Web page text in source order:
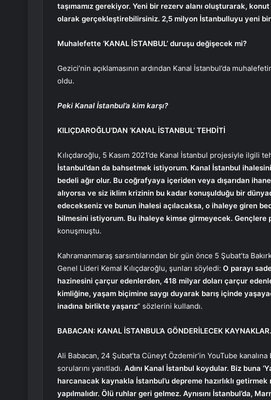
taşımamız gerekiyor. Yeni bir rezerv alanı oluşturarak,
olarak gerçekleştirebilirsiniz. 2,5 milyon İstanbulluyu yeni
Muhalefette ‘KANAL İSTANBUL’ duruşu değişecek mi?
Gezici’nin açıklamasının ardından Kanal İstanbul’da
oldu.
Peki Kanal İstanbul’a kim karşı?
KILIÇDAROĞLU’DAN ‘KANAL İSTANBUL’ TEHDİTİ
Kılıçdaroğlu, 5 Kasım 2021’de Kanal İstanbul projesiyle ilgili
İstanbul’dan da bahsetmek istiyorum. Kanal İstanbul
bedeli ağır olur. Bu coğrafyaya içeriden veya dışarıdan
alıyorsa ve siz iklim krizinin bu kadar konuşulduğu bir
edecekseniz ve bunun ihalesi açılacaksa, o ihaleye giren
bilmesini istiyorum. Bu ihaleye kimse girmeyecek. Gençlere
konuşmuştu.
Kahramanmaraş sarsıntılarından bir gün önce 5 Şubat’ta
Genel Lideri Kemal Kılıçdaroğlu, şunları söyledi: O parayı
hazinesini çarçur edenlerden, 418 milyar doları çarçur
kimliğine, yaşam biçimine saygı duyarak barış içinde
inadına birlikte yaşarız” sözlerini kullandı.
BABACAN: KANAL İSTANBUL’A GÖNDERİLECEK
Ali Babacan, 24 Şubat’ta Cüneyt Özdemir’in YouTube kanalına
sorularını yanıtladı. Adını Kanal İstanbul koydular. Biz buna
harcanacak kaynakla İstanbul’u depreme hazırlıklı
yapılmalıdır. Ölü ruhlar geri gelmez. Aynısını İstanbul’da,